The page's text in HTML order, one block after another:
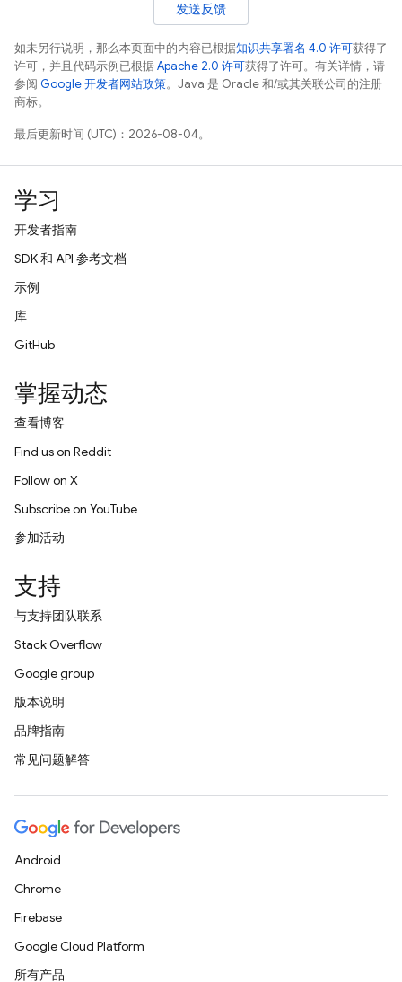
发送反馈
如未另行说明，那么本页面中的内容已根据知识共享署名 4.0 许可获得了
许可，并且代码示例已根据Apache 2.0 许可获得了许可。有关详情，请
参阅 Google 开发者网站政策。Java 是 Oracle 和/或其关联公司的注册
商标。
最后更新时间 (UTC)：2026-08-04。
学习
开发者指南
SDK 和 API 参考文档
示例
库
GitHub
掌握动态
查看博客
Find us on Reddit
Follow on X
Subscribe on YouTube
参加活动
支持
与支持团队联系
Stack Overflow
Google group
版本说明
品牌指南
常见问题解答
Android
Chrome
Firebase
Google Cloud Platform
所有产品